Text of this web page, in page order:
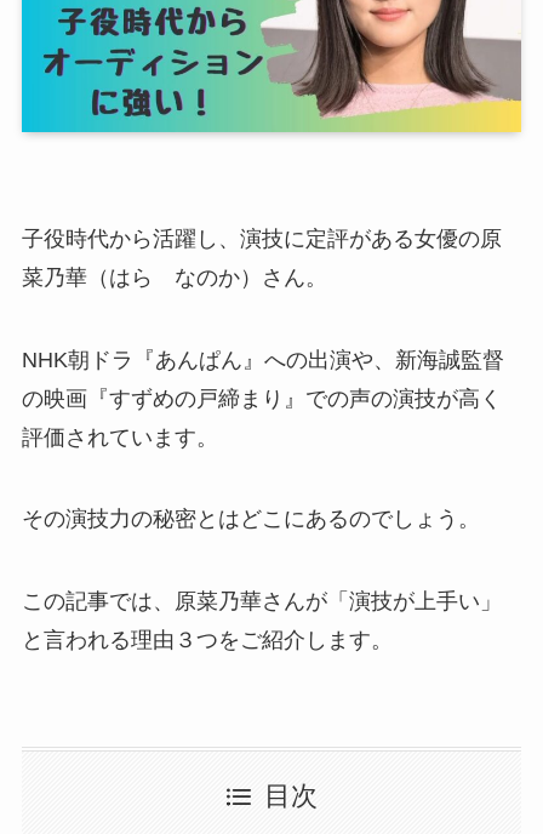
子役時代から活躍し、演技に定評がある女優の原
菜乃華（はら なのか）さん。
NHK朝ドラ『あんぱん』への出演や、新海誠監督
の映画『すずめの戸締まり』での声の演技が高く
評価されています。
その演技力の秘密とはどこにあるのでしょう。
この記事では、原菜乃華さんが「演技が上手い」
と言われる理由３つをご紹介します。
目次